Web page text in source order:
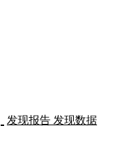
发现报告 发现数据